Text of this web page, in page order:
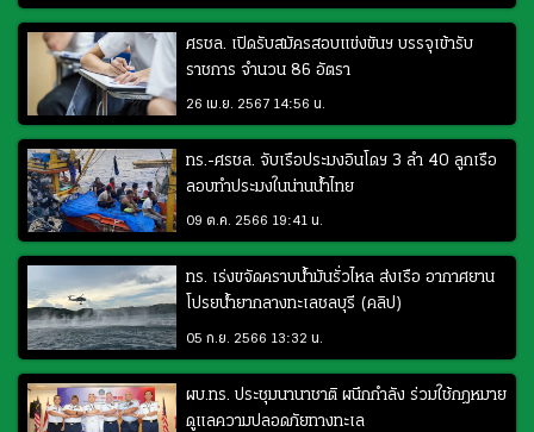
ศรชล. เปิดรับสมัครสอบแข่งขันฯ บรรจุเข้ารับ
ราชการ จำนวน 86 อัตรา
26 เม.ย. 2567 14:56 น.
ทร.-ศรชล. จับเรือประมงอินโดฯ 3 ลำ 40 ลูกเรือ
ลอบทำประมงในน่านน้ำไทย
09 ต.ค. 2566 19:41 น.
ทร. เร่งขจัดคราบน้ำมันรั่วไหล ส่งเรือ อากาศยาน
โปรยน้ำยากลางทะเลชลบุรี (คลิป)
05 ก.ย. 2566 13:32 น.
ผบ.ทร. ประชุมนานาชาติ ผนึกกำลัง ร่วมใช้กฎหมาย
ดูแลความปลอดภัยทางทะเล